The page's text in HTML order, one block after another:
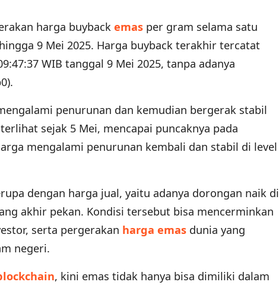
harga buyback emas per gram selama satu
9 Mei 2025. Harga buyback terakhir tercatat
WIB tanggal 9 Mei 2025, tanpa adanya
penurunan dan kemudian bergerak stabil
sejak 5 Mei, mencapai puncaknya pada
mengalami penurunan kembali dan stabil di level
dengan harga jual, yaitu adanya dorongan naik di
akhir pekan. Kondisi tersebut bisa mencerminkan
serta pergerakan harga emas dunia yang
negeri.
, kini emas tidak hanya bisa dimiliki dalam